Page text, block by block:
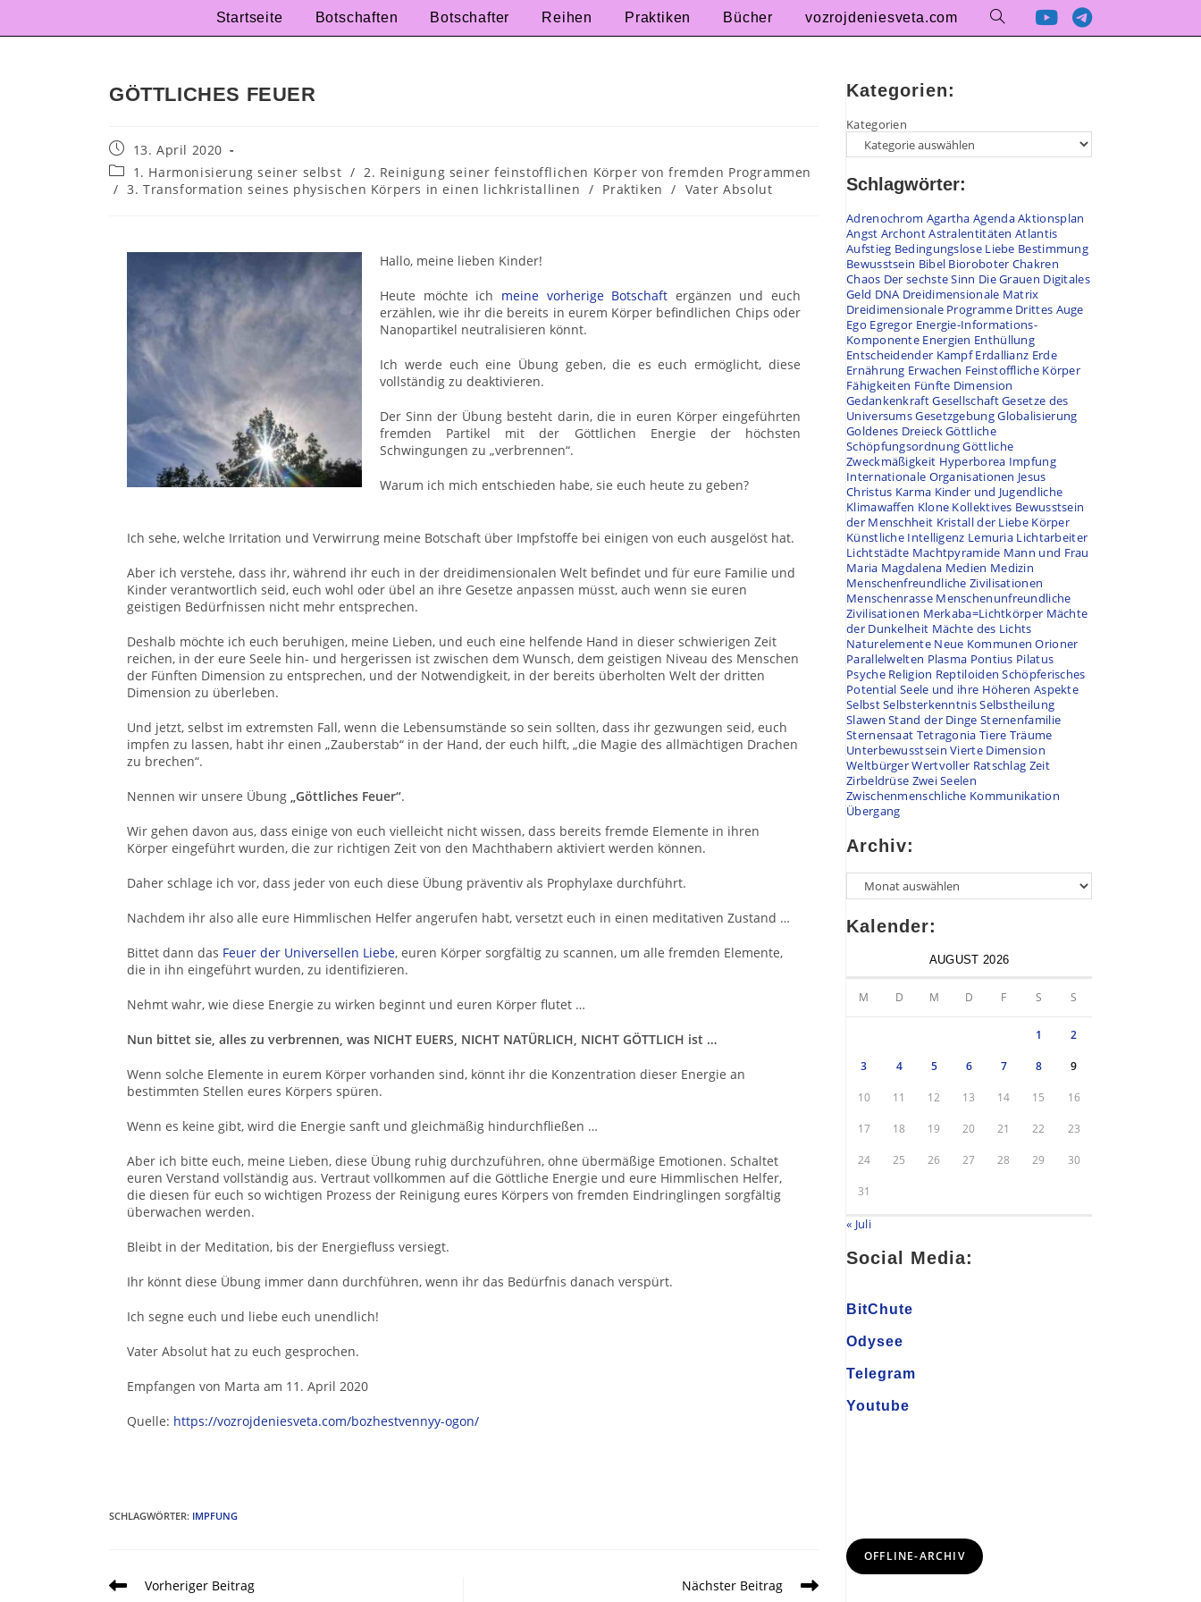
Startseite Botschaften Botschafter Reihen Praktiken Bücher vozrojdeniesveta.com
GÖTTLICHES FEUER
13. April 2020
1. Harmonisierung seiner selbst / 2. Reinigung seiner feinstofflichen Körper von fremden Programmen
/ 3. Transformation seines physischen Körpers in einen lichkristallinen / Praktiken / Vater Absolut
Hallo, meine lieben Kinder!
Heute möchte ich meine vorherige Botschaft ergänzen und euch
erzählen, wie ihr die bereits in eurem Körper befindlichen Chips oder
Nanopartikel neutralisieren könnt.
Ich werde euch eine Übung geben, die es euch ermöglicht, diese
vollständig zu deaktivieren.
Der Sinn der Übung besteht darin, die in euren Körper eingeführten
fremden Partikel mit der Göttlichen Energie der höchsten
Schwingungen zu „verbrennen“.
Warum ich mich entschieden habe, sie euch heute zu geben?
Ich sehe, welche Irritation und Verwirrung meine Botschaft über Impfstoffe bei einigen von euch ausgelöst hat.
Aber ich verstehe, dass ihr, während ihr euch in der dreidimensionalen Welt befindet und für eure Familie und
Kinder verantwortlich seid, euch wohl oder übel an ihre Gesetze anpassen müsst, auch wenn sie euren
geistigen Bedürfnissen nicht mehr entsprechen.
Deshalb möchte ich euch beruhigen, meine Lieben, und euch eine helfende Hand in dieser schwierigen Zeit
reichen, in der eure Seele hin- und hergerissen ist zwischen dem Wunsch, dem geistigen Niveau des Menschen
der Fünften Dimension zu entsprechen, und der Notwendigkeit, in der bereits überholten Welt der dritten
Dimension zu überleben.
Und jetzt, selbst im extremsten Fall, wenn die Lebensumstände so sein sollten, dass ihr gezwungen seid, euch
impfen zu lassen, habt ihr einen „Zauberstab“ in der Hand, der euch hilft, „die Magie des allmächtigen Drachen
zu brechen“.
Nennen wir unsere Übung „Göttliches Feuer“.
Wir gehen davon aus, dass einige von euch vielleicht nicht wissen, dass bereits fremde Elemente in ihren
Körper eingeführt wurden, die zur richtigen Zeit von den Machthabern aktiviert werden können.
Daher schlage ich vor, dass jeder von euch diese Übung präventiv als Prophylaxe durchführt.
Nachdem ihr also alle eure Himmlischen Helfer angerufen habt, versetzt euch in einen meditativen Zustand …
Bittet dann das Feuer der Universellen Liebe, euren Körper sorgfältig zu scannen, um alle fremden Elemente,
die in ihn eingeführt wurden, zu identifizieren.
Nehmt wahr, wie diese Energie zu wirken beginnt und euren Körper flutet …
Nun bittet sie, alles zu verbrennen, was NICHT EUERS, NICHT NATÜRLICH, NICHT GÖTTLICH ist …
Wenn solche Elemente in eurem Körper vorhanden sind, könnt ihr die Konzentration dieser Energie an
bestimmten Stellen eures Körpers spüren.
Wenn es keine gibt, wird die Energie sanft und gleichmäßig hindurchfließen …
Aber ich bitte euch, meine Lieben, diese Übung ruhig durchzuführen, ohne übermäßige Emotionen. Schaltet
euren Verstand vollständig aus. Vertraut vollkommen auf die Göttliche Energie und eure Himmlischen Helfer,
die diesen für euch so wichtigen Prozess der Reinigung eures Körpers von fremden Eindringlingen sorgfältig
überwachen werden.
Bleibt in der Meditation, bis der Energiefluss versiegt.
Ihr könnt diese Übung immer dann durchführen, wenn ihr das Bedürfnis danach verspürt.
Ich segne euch und liebe euch unendlich!
Vater Absolut hat zu euch gesprochen.
Empfangen von Marta am 11. April 2020
Quelle: https://vozrojdeniesveta.com/bozhestvennyy-ogon/
SCHLAGWÖRTER: IMPFUNG
Vorheriger Beitrag Nächster Beitrag
Kategorien:
Kategorien
Schlagwörter:
Adrenochrom Agartha AgendaAktionsplan
Angst ArchontAstralentitäten Atlantis
Aufstieg Bedingungslose Liebe Bestimmung
Bewusstsein Bibel Bioroboter Chakren
Chaos Der sechste Sinn Die Grauen Digitales
Geld DNA Dreidimensionale Matrix
Dreidimensionale Programme Drittes Auge
Ego Egregor Energie-Informations-
Komponente Energien Enthüllung
Entscheidender Kampf Erdallianz Erde
Ernährung Erwachen Feinstoffliche Körper
Fähigkeiten Fünfte Dimension
GedankenkraftGesellschaftGesetze des
UniversumsGesetzgebungGlobalisierung
Goldenes DreieckGöttliche
SchöpfungsordnungGöttliche
Zweckmäßigkeit Hyperborea Impfung
Internationale Organisationen Jesus
Christus Karma Kinder und Jugendliche
Klimawaffen Klone Kollektives Bewusstsein
der Menschheit Kristall der Liebe Körper
Künstliche Intelligenz Lemuria Lichtarbeiter
Lichtstädte Machtpyramide Mann und Frau
Maria Magdalena Medien Medizin
Menschenfreundliche Zivilisationen
Menschenrasse Menschenunfreundliche
Zivilisationen Merkaba=Lichtkörper Mächte
der Dunkelheit Mächte des Lichts
Naturelemente Neue Kommunen Orioner
Parallelwelten Plasma Pontius Pilatus
Psyche Religion Reptiloiden Schöpferisches
Potential Seele und ihre Höheren Aspekte
SelbstSelbsterkenntnisSelbstheilung
Slawen Stand der Dinge Sternenfamilie
Sternensaat Tetragonia Tiere Träume
Unterbewusstsein Vierte Dimension
WeltbürgerWertvoller Ratschlag Zeit
Zirbeldrüse Zwei Seelen
Zwischenmenschliche Kommunikation
Übergang
Archiv:
Kalender:
AUGUST 2026
M D M D F S S
1 2
3 4 5 6 7 8 9
10 11 12 13 14 15 16
17 18 19 20 21 22 23
24 25 26 27 28 29 30
31
« Juli
Social Media:
BitChute
Odysee
Telegram
Youtube
OFFLINE-ARCHIV